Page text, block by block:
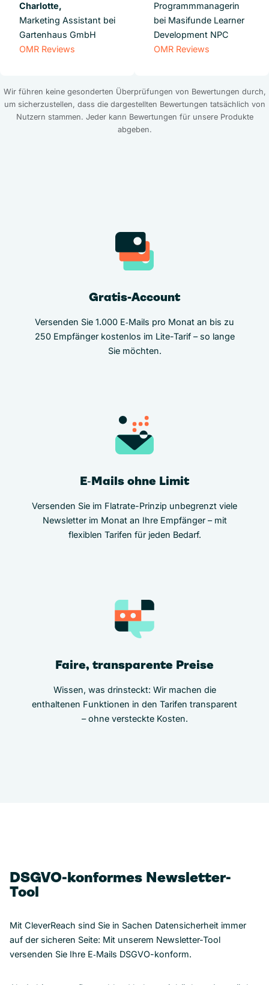
Charlotte,
Marketing Assistant bei
Gartenhaus GmbH
OMR Reviews
Programmmanagerin
bei Masifunde Learner
Development NPC
OMR Reviews
Wir führen keine gesonderten Überprüfungen von Bewertungen durch,
um sicherzustellen, dass die dargestellten Bewertungen tatsächlich von
Nutzern stammen. Jeder kann Bewertungen für unsere Produkte
abgeben.
Gratis-Account
Versenden Sie 1.000 E‑Mails pro Monat an bis zu
250 Empfänger kostenlos im Lite-Tarif – so lange
Sie möchten.
E‑Mails ohne Limit
Versenden Sie im Flatrate-Prinzip unbegrenzt viele
Newsletter im Monat an Ihre Empfänger – mit
flexiblen Tarifen für jeden Bedarf.
Faire, transparente Preise
Wissen, was drinsteckt: Wir machen die
enthaltenen Funktionen in den Tarifen transparent
– ohne versteckte Kosten.
DSGVO-konformes Newsletter-
Tool
Mit CleverReach sind Sie in Sachen Datensicherheit immer
auf der sicheren Seite: Mit unserem Newsletter-Tool
versenden Sie Ihre E‑Mails DSGVO-konform.